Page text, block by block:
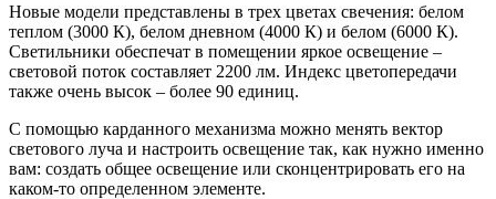
Новые модели представлены в трех цветах свечения: белом
теплом (3000 К), белом дневном (4000 К) и белом (6000 К).
Светильники обеспечат в помещении яркое освещение –
световой поток составляет 2200 лм. Индекс цветопередачи
также очень высок – более 90 единиц.
С помощью карданного механизма можно менять вектор
светового луча и настроить освещение так, как нужно именно
вам: создать общее освещение или сконцентрировать его на
каком-то определенном элементе.